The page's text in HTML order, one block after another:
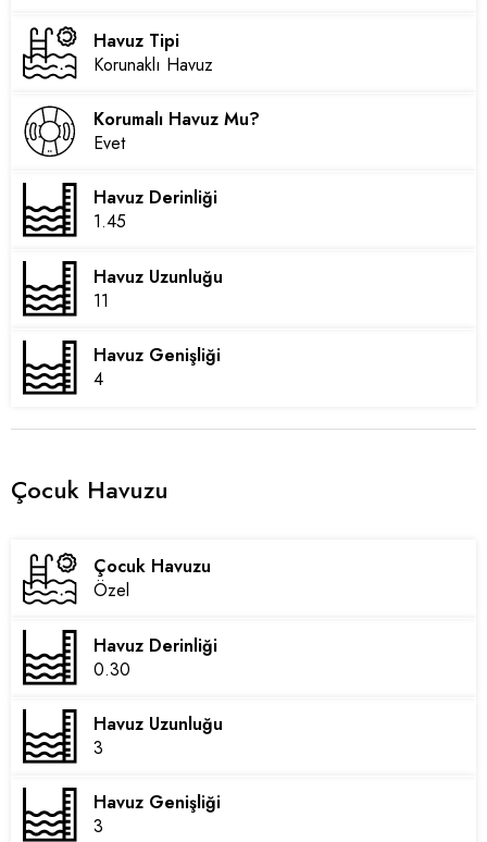
Havuz Tipi
Korunaklı Havuz
Korumalı Havuz Mu?
Evet
Havuz Derinliği
1.45
Havuz Uzunluğu
11
Havuz Genişliği
4
Çocuk Havuzu
Çocuk Havuzu
Özel
Havuz Derinliği
0.30
Havuz Uzunluğu
3
Havuz Genişliği
3